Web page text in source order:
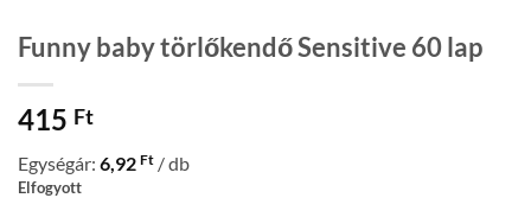
Funny baby törlőkendő Sensitive 60 lap
415 Ft
Egységár: 6,92 Ft / db
Elfogyott